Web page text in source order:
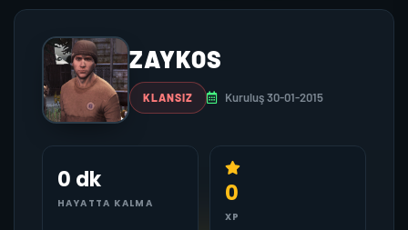
ZAYKOS
KLANSIZ Kuruluş 30-01-2015
0 dk
HAYATTA KALMA 0
XP